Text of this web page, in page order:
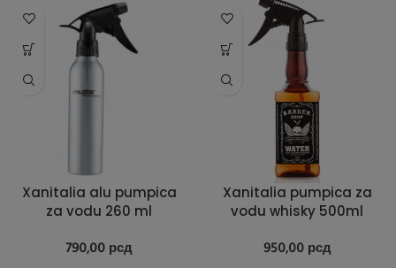
Xanitalia alu pumpica
za vodu 260 ml
790,00 рсд
Xanitalia pumpica za
vodu whisky 500ml
950,00 рсд